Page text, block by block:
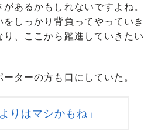
あるかもしれないですよね。
しっかり背負ってやっていき
、ここから躍進していきたい
ターの方も口にしていた。
はマシかもね」